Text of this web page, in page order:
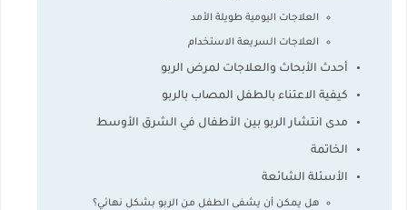
العلاجات اليومية طويلة الأمد
العلاجات السريعة الاستخدام
أحدث الأبحاث والعلاجات لمرض الربو
كيفية الاعتناء بالطفل المصاب بالربو
مدى انتشار الربو بين الأطفال في الشرق الأوسط
الخاتمة
الأسئلة الشائعة
هل يمكن أن يشفى الطفل من الربو بشكل نهائي؟